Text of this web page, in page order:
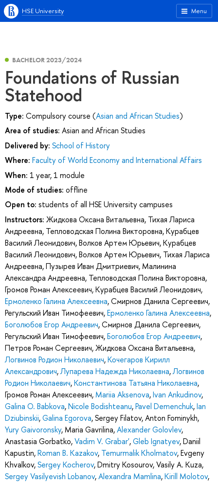
Menu
HSE University
BACHELOR 2023/2024
Foundations of Russian
Statehood
Type: Compulsory course (Asian and African Studies)
Area of studies: Asian and African Studies
Delivered by: School of History
Where: Faculty of World Economy and International Affairs
When: 1 year, 1 module
Mode of studies: offline
Open to: students of all HSE University campuses
Instructors: Жидкова Оксана Витальевна, Тихая Лариса
Андреевна, Тепловодская Полина Викторовна,Курабцев
Василий Леонидович,Волков Артем Юрьевич,Курабцев
Василий Леонидович,Волков Артем Юрьевич, Тихая Лариса
Андреевна,Пузырев Иван Дмитриевич, Малинина
Александра Андреевна, Тепловодская Полина Викторовна,
Громов Роман Алексеевич,Курабцев Василий Леонидович,
Ермоленко Галина Алексеевна,Смирнов Данила Сергеевич,
Регульский Иван Тимофеевич,Ермоленко Галина Алексеевна,
Боголюбов Егор Андреевич,Смирнов Данила Сергеевич,
Регульский Иван Тимофеевич,Боголюбов Егор Андреевич,
Петров Роман Сергеевич,Жидкова Оксана Витальевна,
Логвинов Родион Николаевич,Кочегаров Кирилл
Александрович,Лупарева Надежда Николаевна,Логвинов
Родион Николаевич,Константинова Татьяна Николаевна,
Громов Роман Алексеевич, Mariia Aksenova,Ivan Ankudinov,
Galina O. Babkova,Nicole Bodishteanu,Pavel Demenchuk,Ian
Dziubinskii,Galina Egorova,Sergey Filatov,Anton Fominykh,
Yury Gaivoronsky, Maria Gavrilina,Alexander Golovlev,
Anastasia Gorbatko,Vadim V. Grabar',Gleb Ignatyev,Daniil
Kapustin,Roman B. Kazakov, Temurmalik Kholmatov,Evgeny
Khvalkov,Sergey Kocherov,Dmitry Kosourov,Vasily A. Kuza,
Sergey Vasilyevish Lobanov,Alexandra Mamlina,Kirill Molotov,